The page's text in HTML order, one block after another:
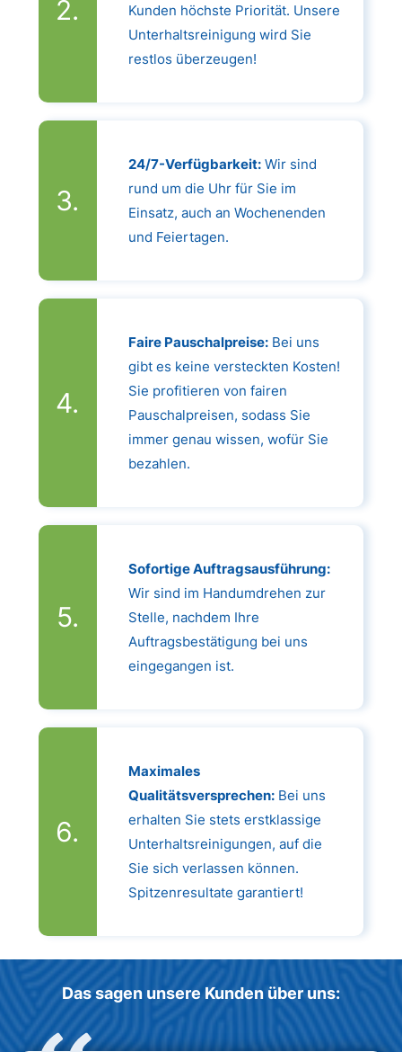
Kunden höchste Priorität. Unsere
Unterhaltsreinigung wird Sie
restlos überzeugen!
24/7-Verfügbarkeit:Wir sind
rund um die Uhr für Sie im
Einsatz, auch an Wochenenden
und Feiertagen.
Faire Pauschalpreise:Bei uns
gibt es keine versteckten Kosten!
Sie profitieren von fairen
Pauschalpreisen, sodass Sie
immer genau wissen, wofür Sie
bezahlen.
Sofortige Auftragsausführung:
Wir sind im Handumdrehen zur
Stelle, nachdem Ihre
Auftragsbestätigung bei uns
eingegangen ist.
Maximales
Qualitätsversprechen:Bei uns
erhalten Sie stets erstklassige
Unterhaltsreinigungen, auf die
Sie sich verlassen können.
Spitzenresultate garantiert!
Das sagen unsere Kunden über uns: